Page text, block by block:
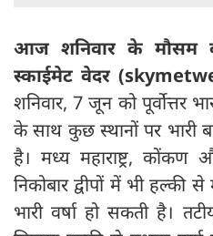
आज शनिवार के मौसम
स्काईमेट वेदर
शनिवार, 7 जून को पूर्वोत्तर
के साथ कुछ स्थानों पर भारी
है। मध्य महाराष्ट्र,
निकोबार द्वीपों में भी हल्की
भारी वर्षा हो सकती है।